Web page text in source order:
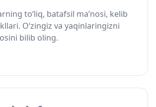
to‘liq, batafsil ma’nosi, kelib
O‘zingiz va yaqinlaringizni
bilib oling.